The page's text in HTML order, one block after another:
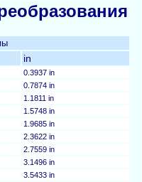
in
0.3937 in
0.7874 in
1.1811 in
1.5748 in
1.9685 in
2.3622 in
2.7559 in
3.1496 in
3.5433 in